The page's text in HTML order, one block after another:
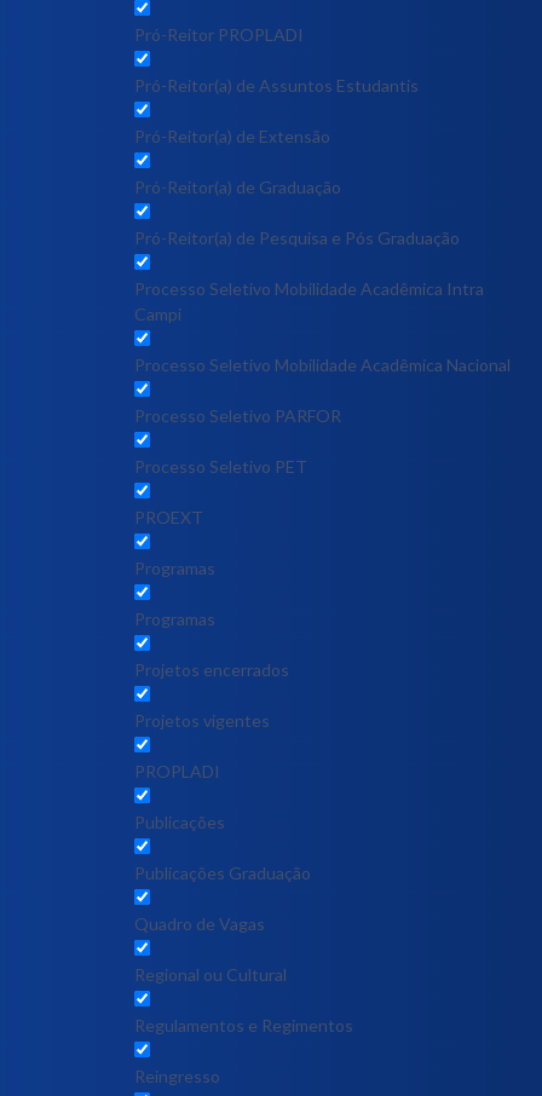
Pró-Reitor PROPLADI
Pró-Reitor(a) de Assuntos Estudantis
Pró-Reitor(a) de Extensão
Pró-Reitor(a) de Graduação
Pró-Reitor(a) de Pesquisa e Pós Graduação
Processo Seletivo Mobilidade Acadêmica Intra
Campi
Processo Seletivo Mobilidade Acadêmica Nacional
Processo Seletivo PARFOR
Processo Seletivo PET
PROEXT
Programas
Programas
Projetos encerrados
Projetos vigentes
PROPLADI
Publicações
Publicações Graduação
Quadro de Vagas
Regional ou Cultural
Regulamentos e Regimentos
Reingresso